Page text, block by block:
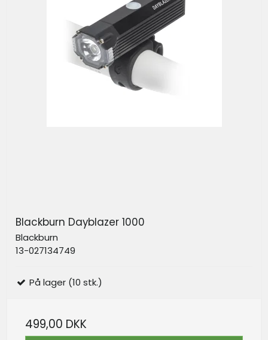
Blackburn Dayblazer 1000
Blackburn
13-027134749
På lager (10 stk.)
499,00 DKK